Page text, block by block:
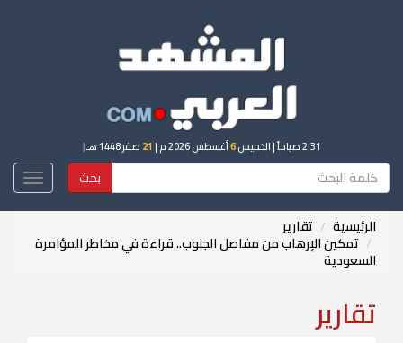
2:31 صباحاً | الخميس6أغسطس 2026 م | 21 صفر 1448 هـ |
بحث
الرئيسية تقارير
تمكين الإرهاب من مفاصل الجنوب.. قراءة في مخاطر المؤامرة
السعودية
تقارير